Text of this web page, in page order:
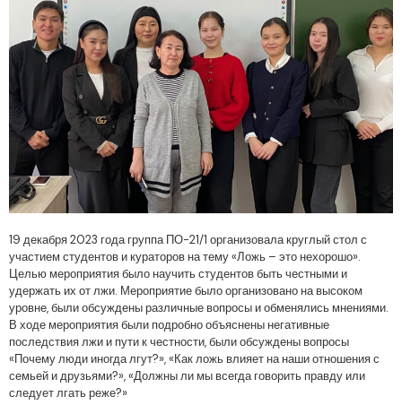
19 декабря 2023 года группа ПО-21/1 организовала круглый стол с
участием студентов и кураторов на тему «Ложь – это нехорошо».
Целью мероприятия было научить студентов быть честными и
удержать их от лжи. Мероприятие было организовано на высоком
уровне, были обсуждены различные вопросы и обменялись мнениями.
В ходе мероприятия были подробно объяснены негативные
последствия лжи и пути к честности, были обсуждены вопросы
«Почему люди иногда лгут?», «Как ложь влияет на наши отношения с
семьей и друзьями?», «Должны ли мы всегда говорить правду или
следует лгать реже?»